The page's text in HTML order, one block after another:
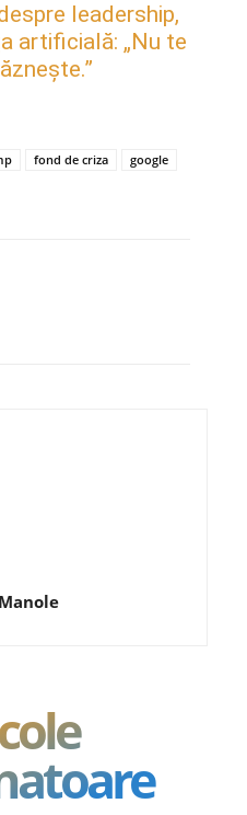
leadership,
artificială: „Nu te
fond de criza
google